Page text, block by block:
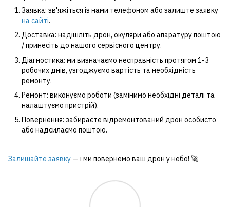
Заявка: зв'яжіться із нами телефоном або залиште заявку
на сайті.
Доставка: надішліть дрон, окуляри або апаратуру поштою
/ принесіть до нашого сервісного центру.
Діагностика: ми визначаємо несправність протягом 1-3
робочих днів, узгоджуємо вартість та необхідність
ремонту.
Ремонт: виконуємо роботи (замінимо необхідні деталі та
налаштуємо пристрій).
Повернення: забираєте відремонтований дрон особисто
або надсилаємо поштою.
Залишайте заявку — і ми повернемо ваш дрон у небо! 🚀